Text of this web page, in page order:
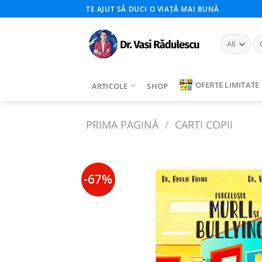
to
TE AJUT SĂ DUCI O VIAȚĂ MAI BUNĂ
ARTICOLE SHOP OFERTE LIMITATE
PRIMA PAGINĂ / CARTI COPII
-67%